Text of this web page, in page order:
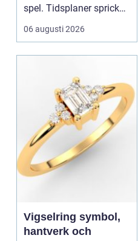
spel. Tidsplaner spricker,
gods blir försenat och
trafiken kan snabbt bli
resurs som ser till...
06 augusti 2026
Vigselring symbol,
hantverk och